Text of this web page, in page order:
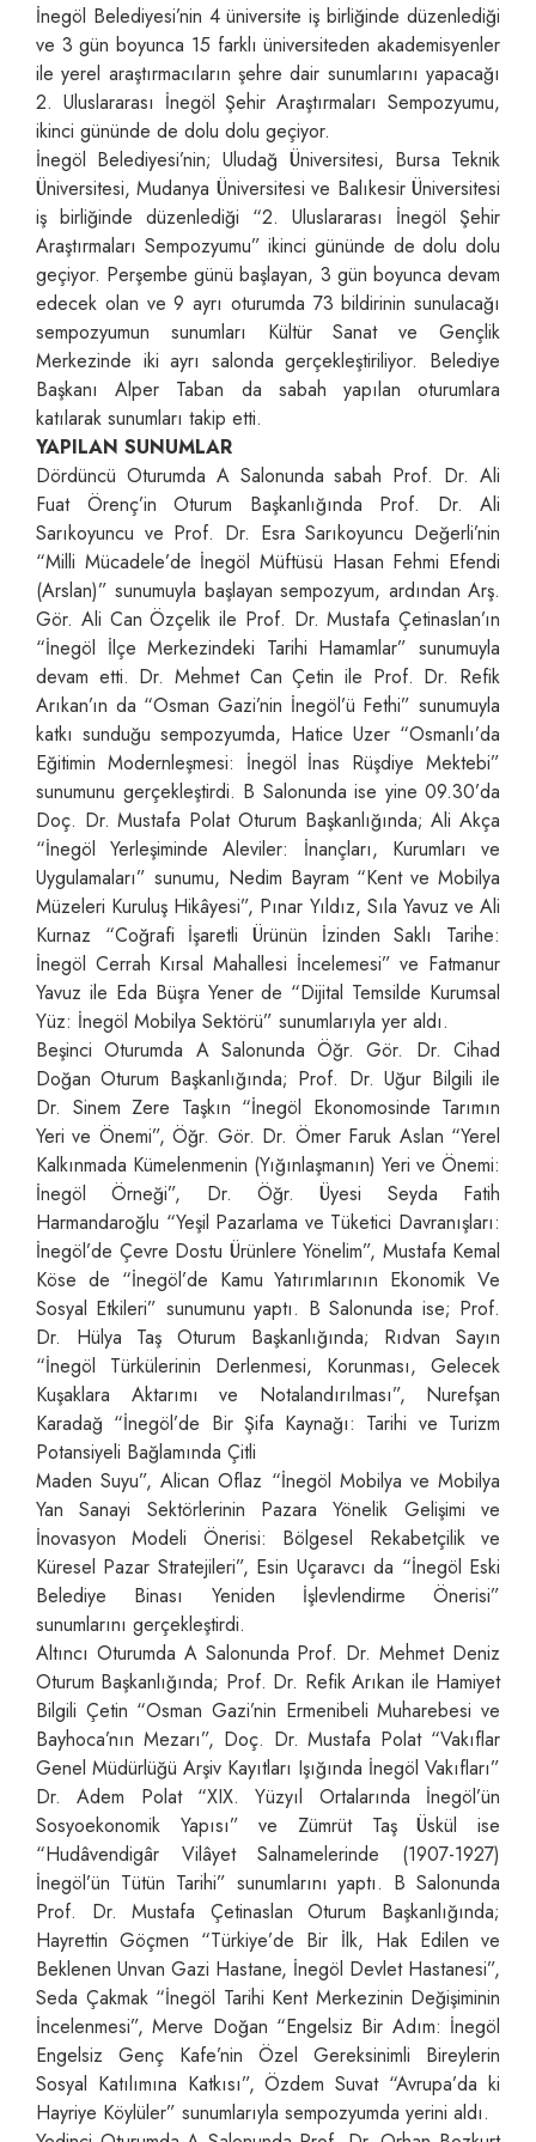
İnegöl Belediyesi’nin 4 üniversite iş birliğinde düzenlediği
ve 3 gün boyunca 15 farklı üniversiteden akademisyenler
ile yerel araştırmacıların şehre dair sunumlarını yapacağı
2. Uluslararası İnegöl Şehir Araştırmaları Sempozyumu,
ikinci gününde de dolu dolu geçiyor.
İnegöl Belediyesi’nin; Uludağ Üniversitesi, Bursa Teknik
Üniversitesi, Mudanya Üniversitesi ve Balıkesir Üniversitesi
iş birliğinde düzenlediği “2. Uluslararası İnegöl Şehir
Araştırmaları Sempozyumu” ikinci gününde de dolu dolu
geçiyor. Perşembe günü başlayan, 3 gün boyunca devam
edecek olan ve 9 ayrı oturumda 73 bildirinin sunulacağı
sempozyumun sunumları Kültür Sanat ve Gençlik
Merkezinde iki ayrı salonda gerçekleştiriliyor. Belediye
Başkanı Alper Taban da sabah yapılan oturumlara
katılarak sunumları takip etti.
YAPILAN SUNUMLAR
Dördüncü Oturumda A Salonunda sabah Prof. Dr. Ali
Fuat Örenç’in Oturum Başkanlığında Prof. Dr. Ali
Sarıkoyuncu ve Prof. Dr. Esra Sarıkoyuncu Değerli’nin
“Milli Mücadele’de İnegöl Müftüsü Hasan Fehmi Efendi
(Arslan)” sunumuyla başlayan sempozyum, ardından Arş.
Gör. Ali Can Özçelik ile Prof. Dr. Mustafa Çetinaslan’ın
“İnegöl İlçe Merkezindeki Tarihi Hamamlar” sunumuyla
devam etti. Dr. Mehmet Can Çetin ile Prof. Dr. Refik
Arıkan’ın da “Osman Gazi’nin İnegöl’ü Fethi” sunumuyla
katkı sunduğu sempozyumda, Hatice Uzer “Osmanlı’da
Eğitimin Modernleşmesi: İnegöl İnas Rüşdiye Mektebi”
sunumunu gerçekleştirdi. B Salonunda ise yine 09.30’da
Doç. Dr. Mustafa Polat Oturum Başkanlığında; Ali Akça
“İnegöl Yerleşiminde Aleviler: İnançları, Kurumları ve
Uygulamaları” sunumu, Nedim Bayram “Kent ve Mobilya
Müzeleri Kuruluş Hikâyesi”, Pınar Yıldız, Sıla Yavuz ve Ali
Kurnaz “Coğrafi İşaretli Ürünün İzinden Saklı Tarihe:
İnegöl Cerrah Kırsal Mahallesi İncelemesi” ve Fatmanur
Yavuz ile Eda Büşra Yener de “Dijital Temsilde Kurumsal
Yüz: İnegöl Mobilya Sektörü” sunumlarıyla yer aldı.
Beşinci Oturumda A Salonunda Öğr. Gör. Dr. Cihad
Doğan Oturum Başkanlığında; Prof. Dr. Uğur Bilgili ile
Dr. Sinem Zere Taşkın “İnegöl Ekonomosinde Tarımın
Yeri ve Önemi”, Öğr. Gör. Dr. Ömer Faruk Aslan “Yerel
Kalkınmada Kümelenmenin (Yığınlaşmanın) Yeri ve Önemi:
İnegöl Örneği”, Dr. Öğr. Üyesi Seyda Fatih
Harmandaroğlu “Yeşil Pazarlama ve Tüketici Davranışları:
İnegöl’de Çevre Dostu Ürünlere Yönelim”, Mustafa Kemal
Köse de “İnegöl’de Kamu Yatırımlarının Ekonomik Ve
Sosyal Etkileri” sunumunu yaptı. B Salonunda ise; Prof.
Dr. Hülya Taş Oturum Başkanlığında; Rıdvan Sayın
“İnegöl Türkülerinin Derlenmesi, Korunması, Gelecek
Kuşaklara Aktarımı ve Notalandırılması”, Nurefşan
Karadağ “İnegöl’de Bir Şifa Kaynağı: Tarihi ve Turizm
Potansiyeli Bağlamında Çitli
Maden Suyu”, Alican Oflaz “İnegöl Mobilya ve Mobilya
Yan Sanayi Sektörlerinin Pazara Yönelik Gelişimi ve
İnovasyon Modeli Önerisi: Bölgesel Rekabetçilik ve
Küresel Pazar Stratejileri”, Esin Uçaravcı da “İnegöl Eski
Belediye Binası Yeniden İşlevlendirme Önerisi”
sunumlarını gerçekleştirdi.
Altıncı Oturumda A Salonunda Prof. Dr. Mehmet Deniz
Oturum Başkanlığında; Prof. Dr. Refik Arıkan ile Hamiyet
Bilgili Çetin “Osman Gazi’nin Ermenibeli Muharebesi ve
Bayhoca’nın Mezarı”, Doç. Dr. Mustafa Polat “Vakıflar
Genel Müdürlüğü Arşiv Kayıtları Işığında İnegöl Vakıfları”
Dr. Adem Polat “XIX. Yüzyıl Ortalarında İnegöl’ün
Sosyoekonomik Yapısı” ve Zümrüt Taş Üskül ise
“Hudâvendigâr Vilâyet Salnamelerinde (1907-1927)
İnegöl’ün Tütün Tarihi” sunumlarını yaptı. B Salonunda
Prof. Dr. Mustafa Çetinaslan Oturum Başkanlığında;
Hayrettin Göçmen “Türkiye’de Bir İlk, Hak Edilen ve
Beklenen Unvan Gazi Hastane, İnegöl Devlet Hastanesi”,
Seda Çakmak “İnegöl Tarihi Kent Merkezinin Değişiminin
İncelenmesi”, Merve Doğan “Engelsiz Bir Adım: İnegöl
Engelsiz Genç Kafe’nin Özel Gereksinimli Bireylerin
Sosyal Katılımına Katkısı”, Özdem Suvat “Avrupa’da ki
Hayriye Köylüler” sunumlarıyla sempozyumda yerini aldı.